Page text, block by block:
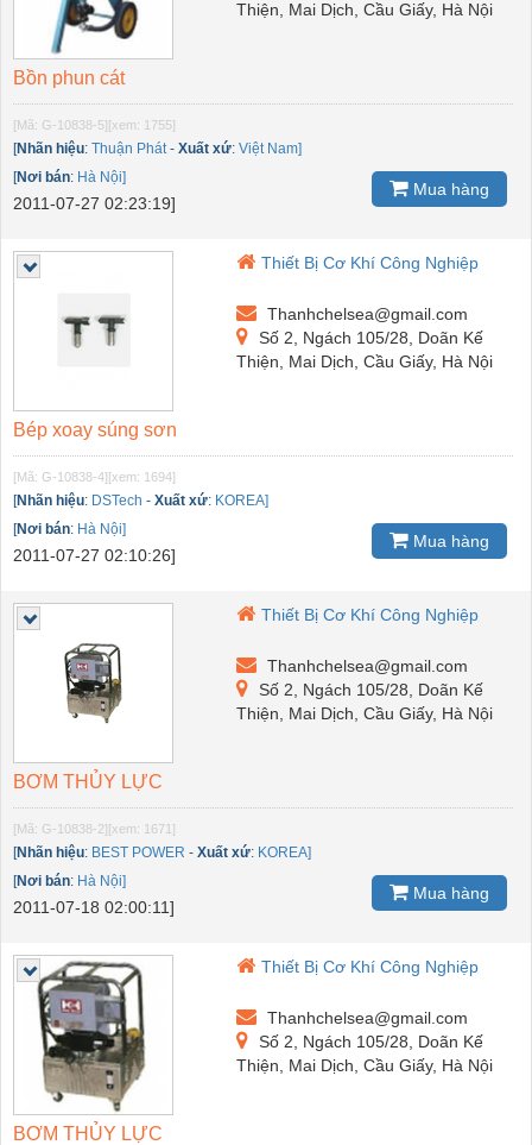
Thiện, Mai Dịch, Cầu Giấy, Hà Nội
Bồn phun cát
[Mã: G-10838-5][xem: 1755]
[Nhãn hiệu: Thuận Phát - Xuất xứ: Việt Nam]
[Nơi bán: Hà Nội]
2011-07-27 02:23:19]
Mua hàng
Thiết Bị Cơ Khí Công Nghiệp
Thanhchelsea@gmail.com
Số 2, Ngách 105/28, Doãn Kế
Thiện, Mai Dịch, Cầu Giấy, Hà Nội
Bép xoay súng sơn
[Mã: G-10838-4][xem: 1694]
[Nhãn hiệu: DSTech - Xuất xứ: KOREA]
[Nơi bán: Hà Nội]
2011-07-27 02:10:26]
Mua hàng
Thiết Bị Cơ Khí Công Nghiệp
Thanhchelsea@gmail.com
Số 2, Ngách 105/28, Doãn Kế
Thiện, Mai Dịch, Cầu Giấy, Hà Nội
BƠM THỦY LỰC
[Mã: G-10838-2][xem: 1671]
[Nhãn hiệu: BEST POWER - Xuất xứ: KOREA]
[Nơi bán: Hà Nội]
2011-07-18 02:00:11]
Mua hàng
Thiết Bị Cơ Khí Công Nghiệp
Thanhchelsea@gmail.com
Số 2, Ngách 105/28, Doãn Kế
Thiện, Mai Dịch, Cầu Giấy, Hà Nội
BƠM THỦY LỰC